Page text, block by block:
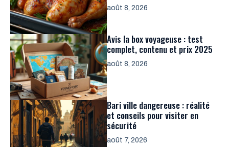
août 8, 2026
Avis la box voyageuse : test
complet, contenu et prix 2025
août 8, 2026
Bari ville dangereuse : réalité
et conseils pour visiter en
sécurité
août 7, 2026